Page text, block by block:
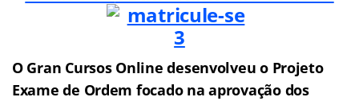
O Gran Cursos Online desenvolveu o Projeto
Exame de Ordem focado na aprovação dos